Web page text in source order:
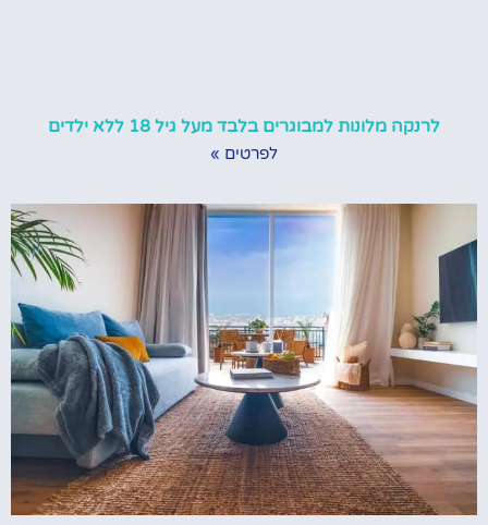
לרנקה מלונות למבוגרים בלבד מעל גיל 18 ללא ילדים
לפרטים »